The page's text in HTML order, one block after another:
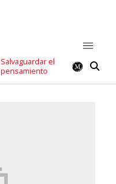
Salvaguardar el
pensamiento